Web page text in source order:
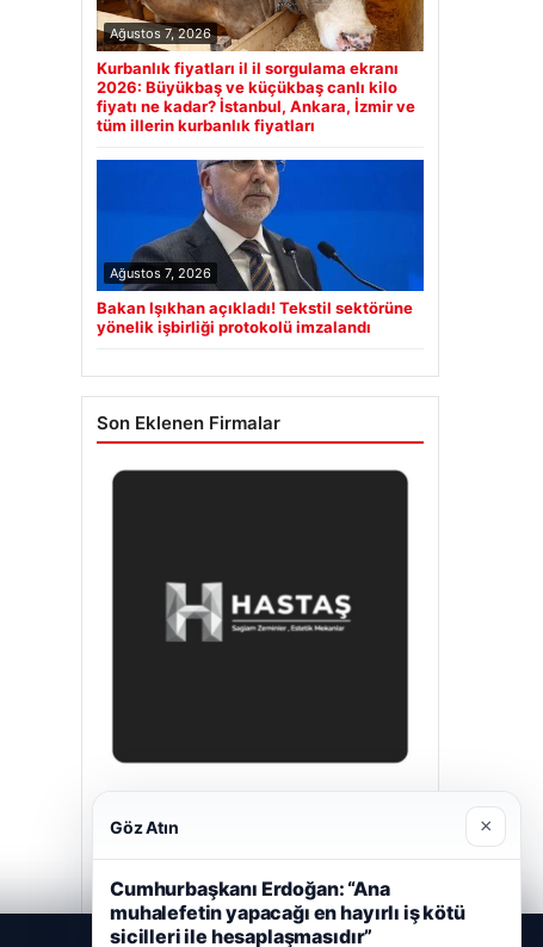
Ağustos 7, 2026
Kurbanlık fiyatları il il sorgulama ekranı
2026: Büyükbaş ve küçükbaş canlı kilo
fiyatı ne kadar? İstanbul, Ankara, İzmir ve
tüm illerin kurbanlık fiyatları
Ağustos 7, 2026
Bakan Işıkhan açıkladı! Tekstil sektörüne
yönelik işbirliği protokolü imzalandı
Son Eklenen Firmalar
Nisan 29, 2026
Göz Atın ×
Cumhurbaşkanı Erdoğan: “Ana
muhalefetin yapacağı en hayırlı iş kötü
sicilleri ile hesaplaşmasıdır”